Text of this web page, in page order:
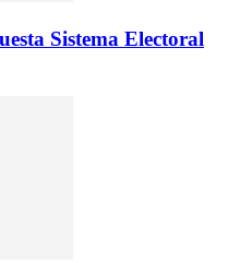
Sistema Electoral